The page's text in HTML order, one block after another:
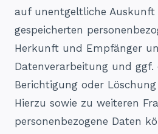
auf unentgeltliche Auskunft
gespeicherten
Herkunft und Empfänger
Datenverarbeitung und ggf.
Berichtigung oder
Hierzu sowie zu weiteren
personenbezogene Daten